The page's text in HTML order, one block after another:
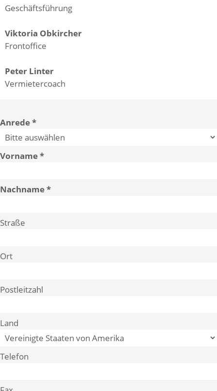
Geschäftsführung
Viktoria Obkircher
Frontoffice
Peter Linter
Vermietercoach
Anrede
Vorname
Nachname
Straße
Ort
Postleitzahl
Land
Telefon